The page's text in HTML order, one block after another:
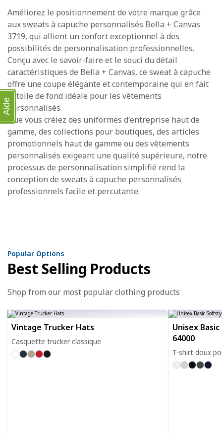
Améliorez le positionnement de votre marque grâce
aux sweats à capuche personnalisés Bella + Canvas
3719, qui allient un confort exceptionnel à des
possibilités de personnalisation professionnelles.
Conçu avec le savoir-faire et le souci du détail
caractéristiques de Bella + Canvas, ce sweat à capuche
offre une coupe élégante et contemporaine qui en fait
la toile de fond idéale pour les vêtements
personnalisés.
Que vous créiez des uniformes d'entreprise haut de
gamme, des collections pour boutiques, des articles
promotionnels haut de gamme ou des vêtements
personnalisés exigeant une qualité supérieure, notre
processus de personnalisation simplifié rend la
conception de sweats à capuche personnalisés
professionnels facile et percutante.
Popular Options
Best Selling Products
Shop from our most popular clothing products
Vintage Trucker Hats
Casquette trucker classique
Unisex
64000
T-shirt doux
Aide